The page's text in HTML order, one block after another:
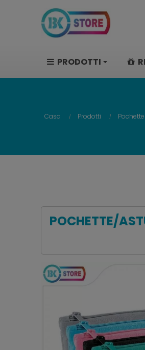
PRODOTTI
Casa Prodotti
POCHETTE/